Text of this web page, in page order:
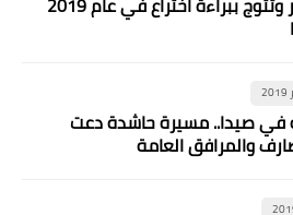
وفدا من الحزب
في صيدا.. مسيرة حاشدة دعت
والمرافق العامة